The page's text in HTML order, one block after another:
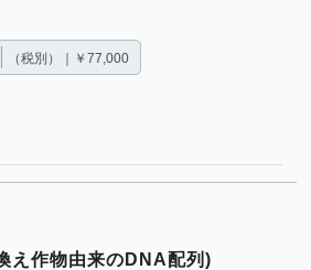
（税別）｜￥77,000
え作物由来のDNA配列)